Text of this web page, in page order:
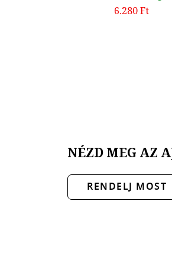
6.280Ft
NÉZD MEG AZ
RENDELJ MOST